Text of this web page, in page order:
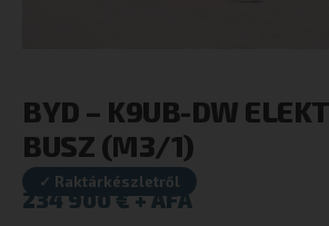
BYD – K9UB-DW
BUSZ (M3/1)
✓ Raktárkészletről
234 900€